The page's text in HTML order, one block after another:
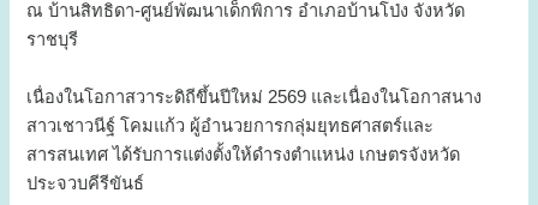
ณ บ้านสิทธิดา-ศูนย์พัฒนาเด็กพิการ อำเภอบ้านโป่ง จังหวัด
ราชบุรี
เนื่องในโอกาสวาระดิถีขึ้นปีใหม่ 2569 และเนื่องในโอกาสนาง
สาวเชาวนีฐ์ โคมแก้ว ผู้อำนวยการกลุ่มยุทธศาสตร์และ
สารสนเทศ ได้รับการแต่งตั้งให้ดำรงตำแหน่ง เกษตรจังหวัด
ประจวบคีรีขันธ์